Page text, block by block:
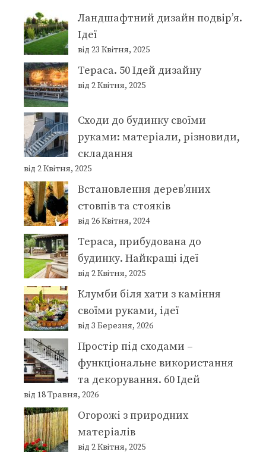
Ландшафтний дизайн подвір’я.
Ідеї
від 23 Квітня, 2025
Тераса. 50 Ідей дизайну
від 2 Квітня, 2025
Сходи до будинку своїми
руками: матеріали, різновиди,
складання
від 2 Квітня, 2025
Встановлення дерев’яних
стовпів та стояків
від 26 Квітня, 2024
Тераса, прибудована до
будинку. Найкращі ідеї
від 2 Квітня, 2025
Клумби біля хати з каміння
своїми руками, ідеї
від 3 Березня, 2026
Простір під сходами –
функціональне використання
та декорування. 60 Ідей
від 18 Травня, 2026
Огорожі з природних
матеріалів
від 2 Квітня, 2025